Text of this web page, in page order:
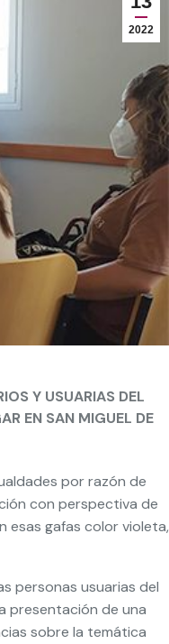
2022
Y USUARIAS DEL
EN SAN MIGUEL DE
por razón de
con perspectiva de
esas gafas color violeta,
personas usuarias del
presentación de una
sobre la temática